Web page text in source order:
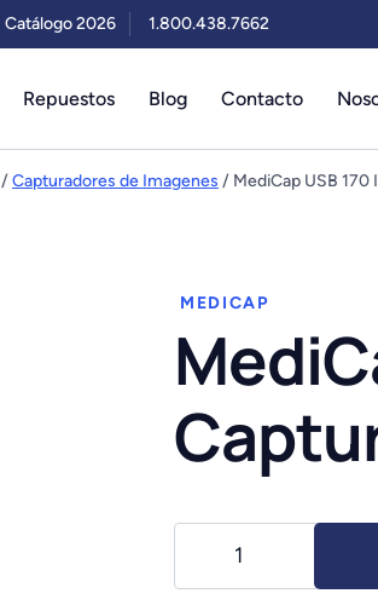
Catálogo 2026 1.800.438.7662
Repuestos Blog Contacto
/Capturadores de Imagenes / MediCap USB 170
MEDICAP
170